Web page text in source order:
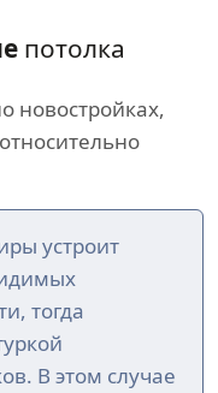
потолка
новостройках,
устроит
тогда
В этом случае